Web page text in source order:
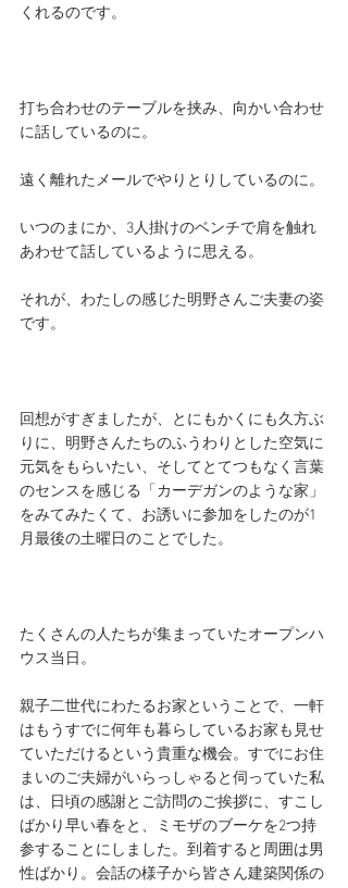
くれるのです。
打ち合わせのテーブルを挟み、向かい合わせ
に話しているのに。
遠く離れたメールでやりとりしているのに。
いつのまにか、3人掛けのベンチで肩を触れ
あわせて話しているように思える。
それが、わたしの感じた明野さんご夫妻の姿
です。
回想がすぎましたが、とにもかくにも久方ぶ
りに、明野さんたちのふうわりとした空気に
元気をもらいたい、そしてとてつもなく言葉
のセンスを感じる「カーデガンのような家」
をみてみたくて、お誘いに参加をしたのが1
月最後の土曜日のことでした。
たくさんの人たちが集まっていたオープンハ
ウス当日。
親子二世代にわたるお家ということで、一軒
はもうすでに何年も暮らしているお家も見せ
ていただけるという貴重な機会。すでにお住
まいのご夫婦がいらっしゃると伺っていた私
は、日頃の感謝とご訪問のご挨拶に、すこし
ばかり早い春をと、ミモザのブーケを2つ持
参することにしました。到着すると周囲は男
性ばかり。会話の様子から皆さん建築関係の